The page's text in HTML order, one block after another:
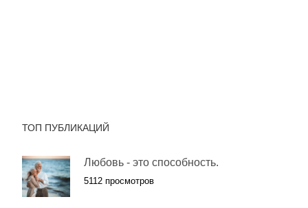
ТОП ПУБЛИКАЦИЙ
Любовь - это способность.
5112 просмотров